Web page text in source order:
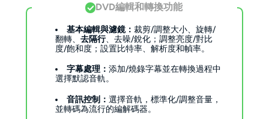
DVD編輯和轉換功能
基本編輯與濾鏡：裁剪/調整大小、旋轉/
翻轉、去隔行、去噪/銳化；調整亮度/對比
度/飽和度；設置比特率、解析度和幀率。
字幕處理：添加/燒錄字幕並在轉換過程中
選擇默認音軌。
音訊控制：選擇音軌，標準化/調整音量，
並轉碼為流行的編解碼器。